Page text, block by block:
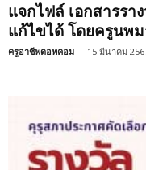
แจกไฟล์ เอกสารรา
แก้ไขได้ โดยครูนพ
ครูอาชีพดอทคอม - 15 มีนาคม